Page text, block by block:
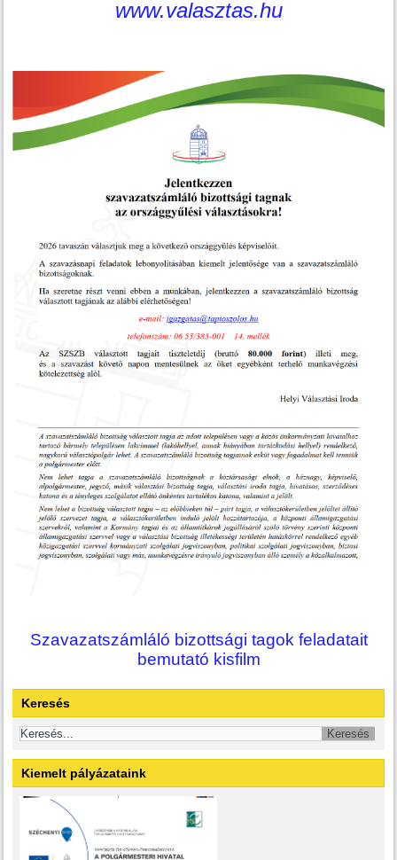
www.valasztas.hu
Szavazatszámláló bizottsági tagok feladatait
bemutató kisfilm
Keresés
Kiemelt pályázataink